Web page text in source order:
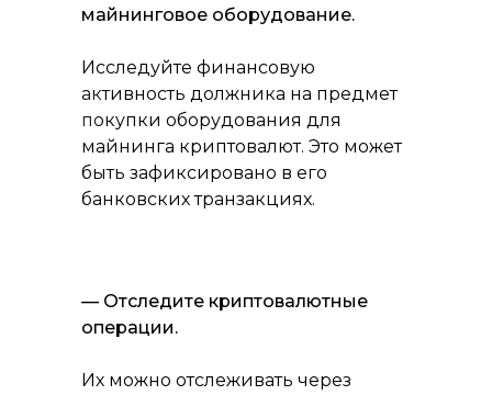
майнинговое оборудование.
Исследуйте финансовую
активность должника на предмет
покупки оборудования для
майнинга криптовалют. Это может
быть зафиксировано в его
банковских транзакциях.
— Отследите криптовалютные
операции.
Их можно отслеживать через